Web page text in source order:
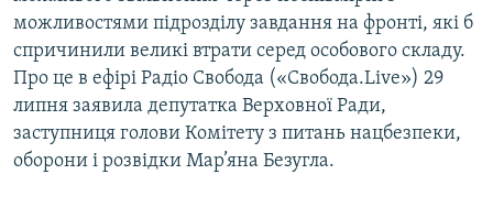
можливостями підрозділу завдання на фронті, які б
спричинили великі втрати серед особового складу.
Про це в ефірі Радіо Свобода («Свобода.Live») 29
липня заявила депутатка Верховної Ради,
заступниця голови Комітету з питань нацбезпеки,
оборони і розвідки Мар’яна Безугла.